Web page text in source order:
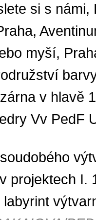
si s
myší,
v hlavě
Vv PedF
projektech I.
labyrint